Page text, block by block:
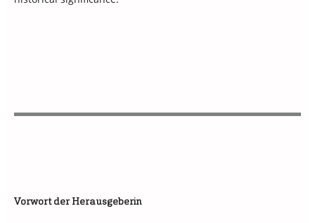
Vorwort der Herausgeberin